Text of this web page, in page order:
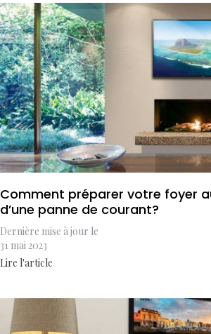
Comment préparer votre foyer
d’une panne de courant?
Dernière mise à jour le
31 mai 2023
Lire l'article